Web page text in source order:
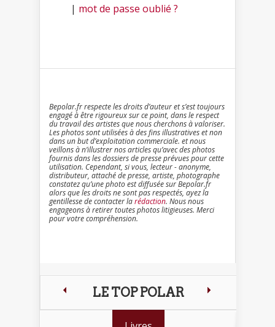
| mot de passe oublié ?
Bepolar.fr respecte les droits d’auteur et s’est toujours
engagé à être rigoureux sur ce point, dans le respect
du travail des artistes que nous cherchons à valoriser.
Les photos sont utilisées à des fins illustratives et non
dans un but d’exploitation commerciale. et nous
veillons à n’illustrer nos articles qu’avec des photos
fournis dans les dossiers de presse prévues pour cette
utilisation. Cependant, si vous, lecteur - anonyme,
distributeur, attaché de presse, artiste, photographe
constatez qu’une photo est diffusée sur Bepolar.fr
alors que les droits ne sont pas respectés, ayez la
gentillesse de contacter larédaction. Nous nous
engageons à retirer toutes photos litigieuses. Merci
pour votre compréhension.
LE TOP POLAR